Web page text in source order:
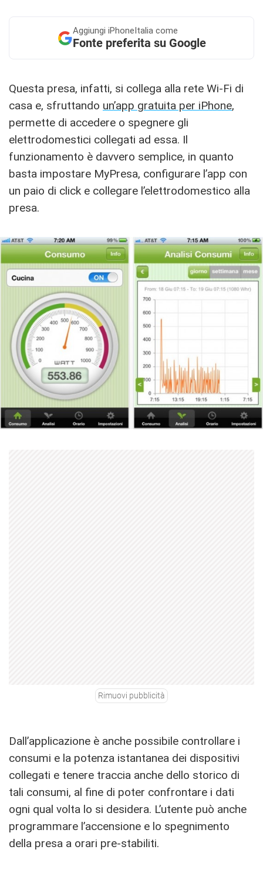
Aggiungi iPhoneItalia come
Fonte preferita su Google
Questa presa, infatti, si collega alla rete Wi-Fi di
casa e, sfruttando un’app gratuita per iPhone,
permette di accedere o spegnere gli
elettrodomestici collegati ad essa. Il
funzionamento è davvero semplice, in quanto
basta impostare MyPresa, configurare l’app con
un paio di click e collegare l’elettrodomestico alla
presa.
Rimuovi pubblicità
Dall’applicazione è anche possibile controllare i
consumi e la potenza istantanea dei dispositivi
collegati e tenere traccia anche dello storico di
tali consumi, al fine di poter confrontare i dati
ogni qual volta lo si desidera. L’utente può anche
programmare l’accensione e lo spegnimento
della presa a orari pre-stabiliti.